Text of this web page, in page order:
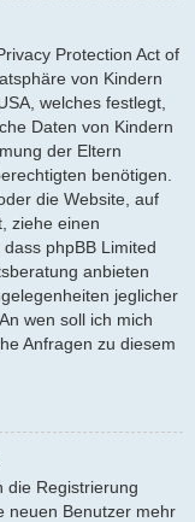
Protection Act of
von Kindern
welches festlegt,
Daten von Kindern
der Eltern
benötigen.
die Website, auf
ziehe einen
phpBB Limited
anbieten
jeglicher
wen soll ich mich
Anfragen zu diesem
die Registrierung
neuen Benutzer mehr